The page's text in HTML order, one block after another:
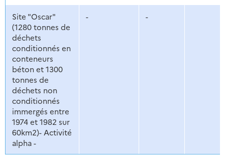
Site "Oscar"
(1280 tonnes de
déchets
conditionnés en
conteneurs
béton et 1300
tonnes de
déchets non
conditionnés
immergés entre
1974 et 1982 sur
60km2)- Activité
alpha -
- -